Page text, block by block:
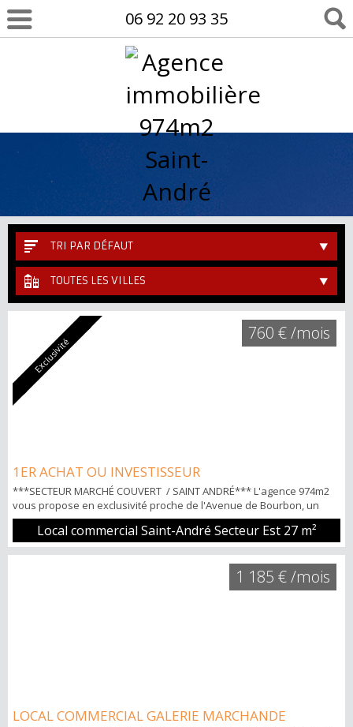
06 92 20 93 35
TRI PAR DÉFAUT
TOUTES LES VILLES
Exclusivité
1ER ACHAT OU INVESTISSEUR
***SECTEUR MARCHÉ COUVERT / SAINT ANDRÉ*** L'agence 974m2
vous propose en exclusivité proche de l'Avenue de Bourbon, un
local en rdc comprenant: une grande pièce et un WC séparé. Loyer
CC : 800€ POINTS FORTS: -Petite copropriété de 4 lots -Proche de
l'axe principale et quartier en plein essor Pour tous
renseignements et visites Pascal YENE TECK 06.92.25.72.03
Local commercial Saint-André Secteur Est 27 m²
760 € /mois
LOCAL COMMERCIAL GALERIE MARCHANDE
1 185 € /mois